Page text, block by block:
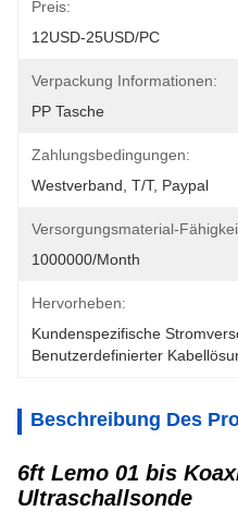
Preis:
12USD-25USD/PC
Verpackung Informationen:
PP Tasche
Zahlungsbedingungen:
Westverband, T/T, Paypal
Versorgungsmaterial-
1000000/Month
Hervorheben:
Kundenspezifische
Benutzerdefinierter
Beschreibung Des
6ft Lemo 01 bis
Ultraschallsonde